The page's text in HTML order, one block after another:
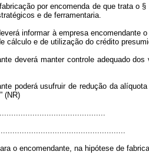
por encomenda de que trata o
e de ferramentaria.
informar à empresa encomendante
cálculo e de utilização do crédito
deverá manter controle adequado
poderá usufruir de redução da
(NR)
o encomendante, na hipótese de